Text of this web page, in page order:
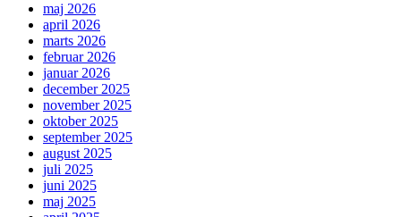
maj 2026
april 2026
marts 2026
februar 2026
januar 2026
december 2025
november 2025
oktober 2025
september 2025
august 2025
juli 2025
juni 2025
maj 2025